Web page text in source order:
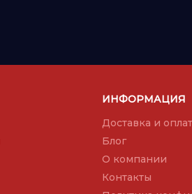
ИНФОРМАЦИЯ
Доставка и
Блог
О компании
Контакты